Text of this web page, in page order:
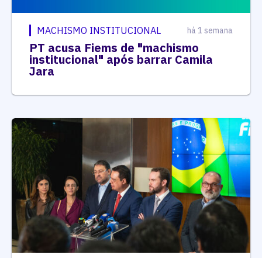
MACHISMO INSTITUCIONAL há 1 semana
PT acusa Fiems de "machismo
institucional" após barrar Camila
Jara